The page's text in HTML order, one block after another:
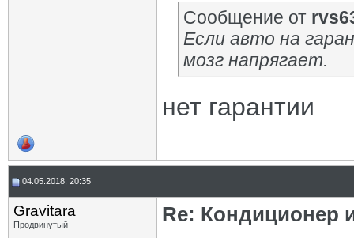
Сообщение от
Если авто на
мозг напрягает.
нет гарантии
04.05.2018, 20:35
Gravitara
Продвинутый
Re: Кондиционер